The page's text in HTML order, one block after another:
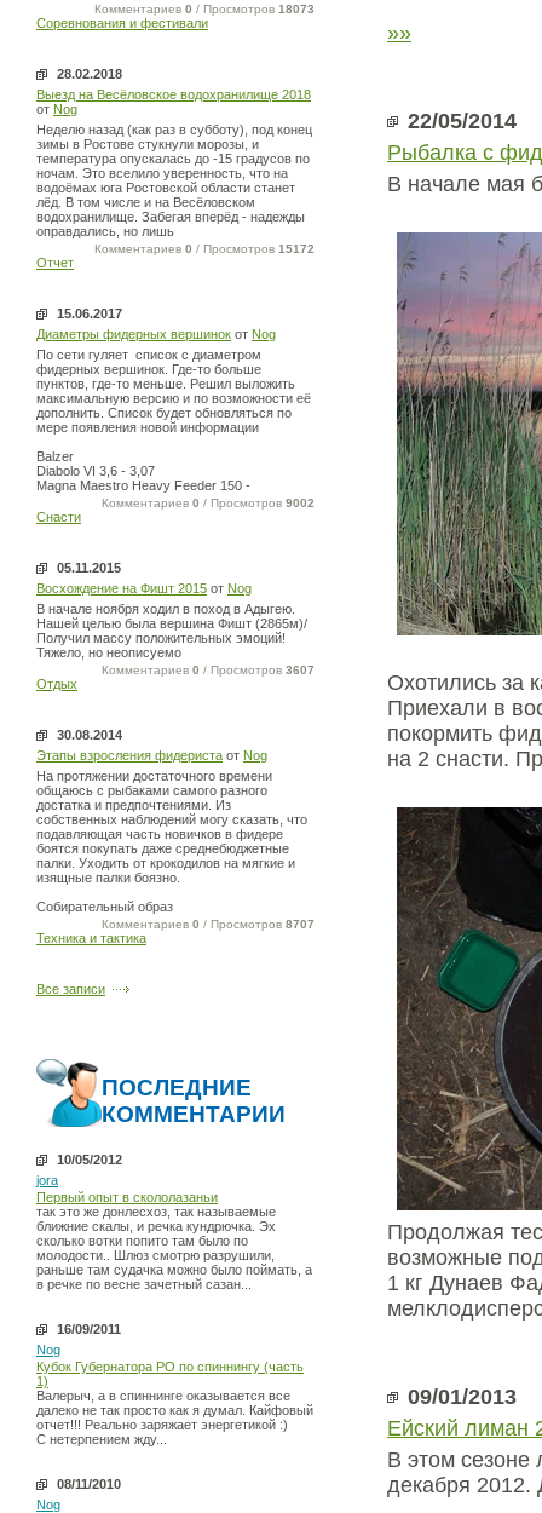
Комментариев 0 / Просмотров 18073
Соревнования и фестивали
28.02.2018
Выезд на Весёловское водохранилище 2018
от Nog
Неделю назад (как раз в субботу), под конец
зимы в Ростове стукнули морозы, и
температура опускалась до -15 градусов по
ночам. Это вселило уверенность, что на
водоёмах юга Ростовской области станет
лёд. В том числе и на Весёловском
водохранилище. Забегая вперёд - надежды
оправдались, но лишь
Комментариев 0 / Просмотров 15172
Отчет
15.06.2017
Диаметры фидерных вершинок от Nog
По сети гуляет список с диаметром
фидерных вершинок. Где-то больше
пунктов, где-то меньше. Решил выложить
максимальную версию и по возможности её
дополнить. Список будет обновляться по
мере появления новой информации
Balzer
Diabolo VI 3,6 - 3,07
Magna Maestro Heavy Feeder 150 -
Комментариев 0 / Просмотров 9002
Снасти
05.11.2015
Восхождение на Фишт 2015 от Nog
В начале ноября ходил в поход в Адыгею.
Нашей целью была вершина Фишт (2865м)/
Получил массу положительных эмоций!
Тяжело, но неописуемо
Комментариев 0 / Просмотров 3607
Отдых
30.08.2014
Этапы взросления фидериста от Nog
На протяжении достаточного времени
общаюсь с рыбаками самого разного
достатка и предпочтениями. Из
собственных наблюдений могу сказать, что
подавляющая часть новичков в фидере
боятся покупать даже среднебюджетные
палки. Уходить от крокодилов на мягкие и
изящные палки боязно.
Собирательный образ
Комментариев 0 / Просмотров 8707
Техника и тактика
Все записи
ПОСЛЕДНИЕ
КОММЕНТАРИИ
10/05/2012
jora
Первый опыт в скололазаньи
так это же донлесхоз, так называемые
ближние скалы, и речка кундрючка. Эх
сколько вотки попито там было по
молодости.. Шлюз смотрю разрушили,
раньше там судачка можно было поймать, а
в речке по весне зачетный сазан...
16/09/2011
Nog
Кубок Губернатора РО по спиннингу (часть
1)
Валерыч, а в спиннинге оказывается все
далеко не так просто как я думал. Кайфовый
отчет!!! Реально заряжает энергетикой :)
С нетерпением жду...
08/11/2010
Nog
»»
22/05/2014
Рыбалка с
В начале мая
Охотились за
Приехали в
покормить
на 2 снасти.
Продолжая
возможные
1 кг Дунаев
09/01/2013
Ейский лиман
В этом
декабря 2012.